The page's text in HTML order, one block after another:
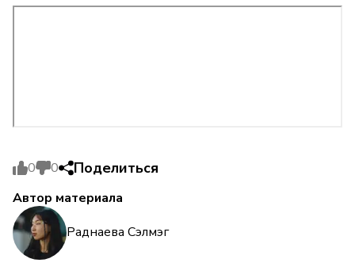
0 0 Поделиться
Автор материала
Раднаева Сэлмэг